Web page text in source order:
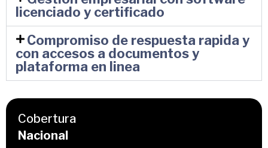
licenciado y certificado
Compromiso de respuesta rapida y
con accesos a documentos y
plataforma en linea
Cobertura
Nacional